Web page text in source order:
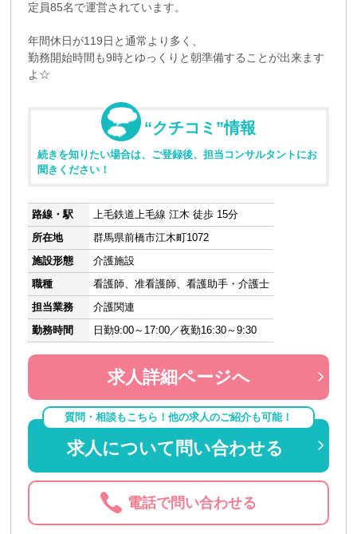
定員85名で運営されています。
年間休日が119日と通常より多く、
勤務開始時間も9時とゆっくりと朝準備することが出来ます
よ☆
“クチコミ”情報
続きを知りたい場合は、ご登録後、担当コンサルタントにお
聞きください！
路線・駅
上毛鉄道上毛線 江木 徒歩 15分
所在地
群馬県前橋市江木町1072
施設形態
介護施設
職種
看護師、准看護師、看護助手・介護士
担当業務
介護関連
勤務時間
日勤9:00～17:00／夜勤16:30～9:30
求人詳細ページへ
質問・相談もこちら！他の求人のご紹介も可能！
求人について問い合わせる
電話で問い合わせる